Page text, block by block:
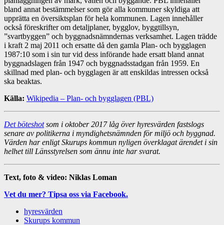
bland annat bestämmelser som gör alla kommuner skyldiga att
upprätta en översiktsplan för hela kommunen. Lagen innehåller
också föreskrifter om detaljplaner, bygglov, byggtillsyn,
”svartbyggen” och byggnadsnämndernas verksamhet. Lagen trädde
i kraft 2 maj 2011 och ersatte då den gamla Plan- och bygglagen
1987:10 som i sin tur vid dess införande hade ersatt bland annat
byggnadslagen från 1947 och byggnadsstadgan från 1959. En
skillnad med plan- och bygglagen är att enskildas intressen också
ska beaktas.
Källa: Wikipedia – Plan- och bygglagen (PBL)
Det böteshotsom i oktober 2017 låg över hyresvärden fastslogs
senare av politikerna i myndighetsnämnden för miljö och byggnad.
Värden har enligt Skurups kommun nyligen överklagat ärendet i sin
helhet till Länsstyrelsen som ännu inte har svarat.
Text, foto & video: Niklas Loman
Vet du mer? Tipsa oss via Facebook.
hyresvärden
Skurups kommun